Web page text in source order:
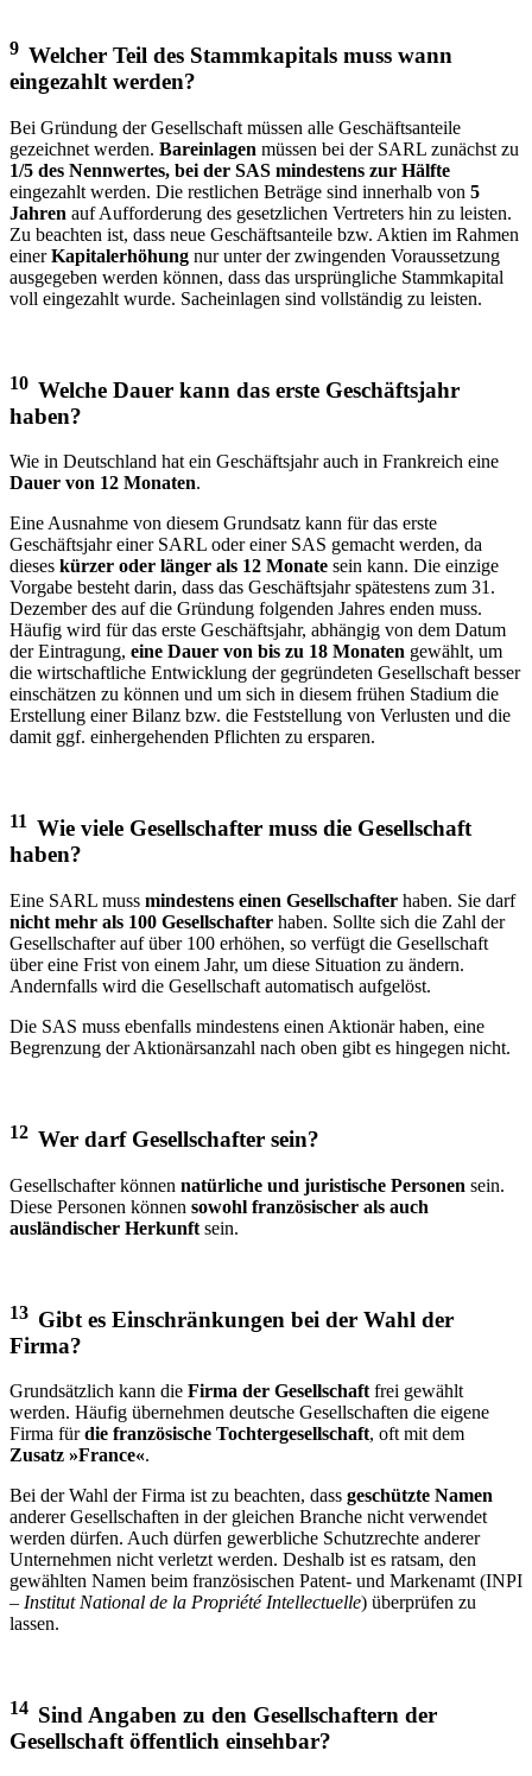
9 Welcher Teil des Stammkapitals muss wann
eingezahlt werden?
Bei Gründung der Gesellschaft müssen alle Geschäftsanteile
gezeichnet werden. Bareinlagen müssen bei der SARL zunächst zu
1/5 des Nennwertes, bei der SAS mindestens zur Hälfte
eingezahlt werden. Die restlichen Beträge sind innerhalb von 5
Jahren auf Aufforderung des gesetzlichen Vertreters hin zu leisten.
Zu beachten ist, dass neue Geschäftsanteile bzw. Aktien im Rahmen
einerKapitalerhöhung nur unter der zwingenden Voraussetzung
ausgegeben werden können, dass das ursprüngliche Stammkapital
voll eingezahlt wurde. Sacheinlagen sind vollständig zu leisten.
10 Welche Dauer kann das erste Geschäftsjahr
haben?
Wie in Deutschland hat ein Geschäftsjahr auch in Frankreich eine
Dauer von 12 Monaten.
Eine Ausnahme von diesem Grundsatz kann für das erste
Geschäftsjahr einer SARL oder einer SAS gemacht werden, da
dieses kürzer oder länger als 12 Monate sein kann. Die einzige
Vorgabe besteht darin, dass das Geschäftsjahr spätestens zum 31.
Dezember des auf die Gründung folgenden Jahres enden muss.
Häufig wird für das erste Geschäftsjahr, abhängig von dem Datum
der Eintragung, eine Dauer von bis zu 18 Monaten gewählt, um
die wirtschaftliche Entwicklung der gegründeten Gesellschaft besser
einschätzen zu können und um sich in diesem frühen Stadium die
Erstellung einer Bilanz bzw. die Feststellung von Verlusten und die
damit ggf. einhergehenden Pflichten zu ersparen.
11 Wie viele Gesellschafter muss die Gesellschaft
haben?
Eine SARL muss mindestens einen Gesellschafter haben. Sie darf
nicht mehr als 100 Gesellschafter haben. Sollte sich die Zahl der
Gesellschafter auf über 100 erhöhen, so verfügt die Gesellschaft
über eine Frist von einem Jahr, um diese Situation zu ändern.
Andernfalls wird die Gesellschaft automatisch aufgelöst.
Die SAS muss ebenfalls mindestens einen Aktionär haben, eine
Begrenzung der Aktionärsanzahl nach oben gibt es hingegen nicht.
12 Wer darf Gesellschafter sein?
Gesellschafter können natürliche und juristische Personen sein.
Diese Personen können sowohl französischer als auch
ausländischer Herkunft sein.
13 Gibt es Einschränkungen bei der Wahl der
Firma?
Grundsätzlich kann die Firma der Gesellschaft frei gewählt
werden. Häufig übernehmen deutsche Gesellschaften die eigene
Firma fürdie französische Tochtergesellschaft, oft mit dem
Zusatz »France«.
Bei der Wahl der Firma ist zu beachten, dass geschützte Namen
anderer Gesellschaften in der gleichen Branche nicht verwendet
werden dürfen. Auch dürfen gewerbliche Schutzrechte anderer
Unternehmen nicht verletzt werden. Deshalb ist es ratsam, den
gewählten Namen beim französischen Patent- und Markenamt (INPI
– Institut National de la Propriété Intellectuelle) überprüfen zu
lassen.
14 Sind Angaben zu den Gesellschaftern der
Gesellschaft öffentlich einsehbar?